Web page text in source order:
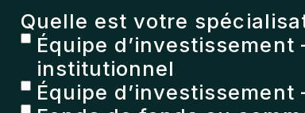
Quelle est votre
Équipe d’investissement
institutionnel
Équipe d’investissement